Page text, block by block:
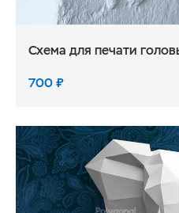
Схема для печати
700₽